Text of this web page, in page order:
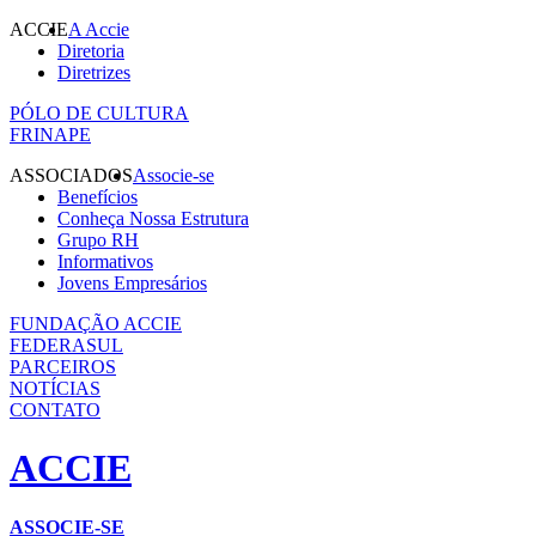
ACCIEA Accie
Diretoria
Diretrizes
PÓLO DE CULTURA
FRINAPE
ASSOCIADOSAssocie-se
Benefícios
Conheça Nossa Estrutura
Grupo RH
Informativos
Jovens Empresários
FUNDAÇÃO ACCIE
FEDERASUL
PARCEIROS
NOTÍCIAS
CONTATO
ACCIE
ASSOCIE-SE